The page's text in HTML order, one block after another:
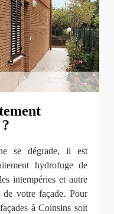
se dégrade, il est
hydrofuge de
intempéries et autre
de votre façade. Pour
à Coinsins soit